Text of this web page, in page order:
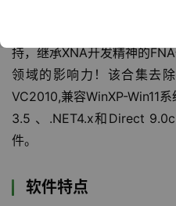
率，使开发者能集中精力于
是复杂的底层技术细节。微
持，继承XNA开发精神的
领域的影响力！该合集去
VC2010,兼容WinXP-Win11
3.5 、.NET4.x和Direct
件。
软件特点